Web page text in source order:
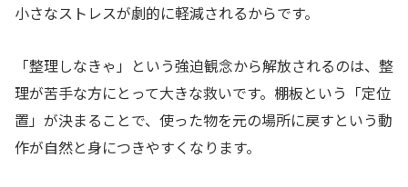
小さなストレスが劇的に軽減されるからです。
「整理しなきゃ」という強迫観念から解放されるのは、整
理が苦手な方にとって大きな救いです。棚板という「定位
置」が決まることで、使った物を元の場所に戻すという動
作が自然と身につきやすくなります。